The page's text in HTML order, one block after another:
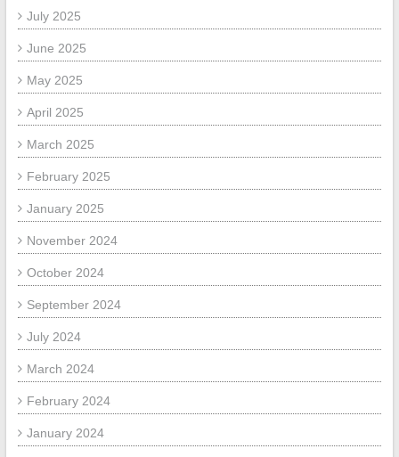
July 2025
June 2025
May 2025
April 2025
March 2025
February 2025
January 2025
November 2024
October 2024
September 2024
July 2024
March 2024
February 2024
January 2024